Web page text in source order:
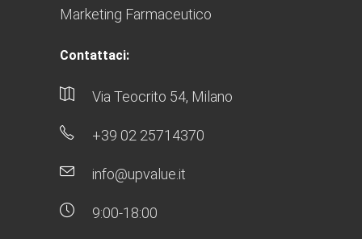
Marketing Farmaceutico
Contattaci:
Via Teocrito 54, Milano
+39 02 25714370
info@upvalue.it
9:00-18:00